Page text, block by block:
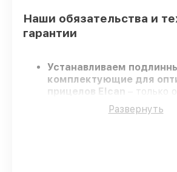
Наши обязательства и
гарантии
Устанавливаем
комплектующие для
прицелов Elcan
– только
запчасти для вашей
Опытные инженеры–
Развернуть